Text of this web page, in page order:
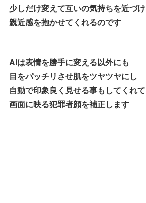
少しだけ変えて互いの気持ちを近づけ
親近感を抱かせてくれるのです
AIは表情を勝手に変える以外にも
目をパッチリさせ肌をツヤツヤにし
自動で印象良く見せる事もしてくれて
画面に映る犯罪者顔を補正します